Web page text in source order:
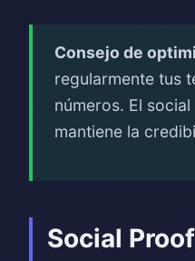
Consejo de
regularmente tus
números. El
mantiene la
Social